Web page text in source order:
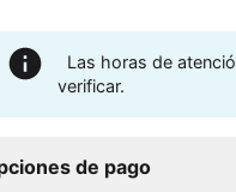
Las horas de
verificar.
de pago